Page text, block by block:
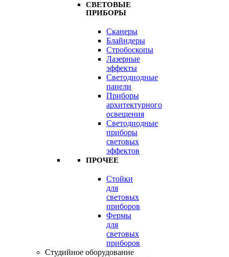
СВЕТОВЫЕ
ПРИБОРЫ
Сканеры
Блайндеры
Стробоскопы
Лазерные
эффекты
Светодиодные
панели
Приборы
архитектурного
освещения
Светодиодные
приборы
световых
эффектов
ПРОЧЕЕ
Стойки
для
световых
приборов
Фермы
для
световых
приборов
Студийное оборудование